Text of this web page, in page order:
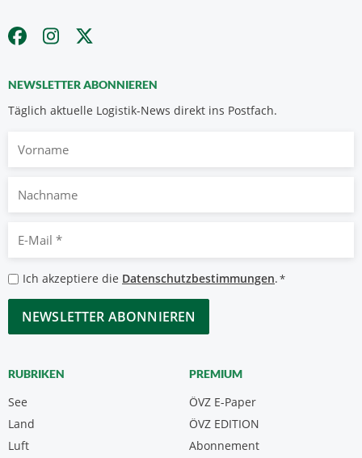
NEWSLETTER ABONNIEREN
Täglich aktuelle Logistik-News direkt ins Postfach.
Nachname
Mail
*
Datenschutzbestimmungen
*
Ich akzeptiere die Datenschutzbestimmungen.*
CAPTCHA
RUBRIKEN
See
Land
Luft
PREMIUM
ÖVZ E-Paper
Abonnement
ÖVZ EDITION